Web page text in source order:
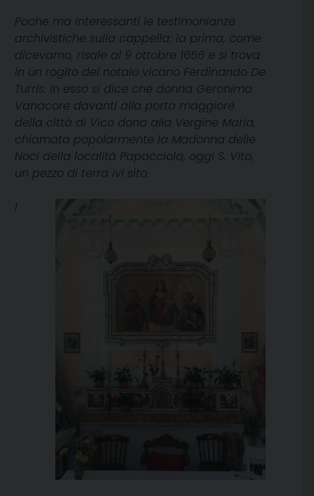
Poche ma interessanti le testimonianze
archivistiche sulla cappella; la prima, come
dicevamo, risale al 9 ottobre 1656 e si trova
in un rogito del notaio vicano Ferdinando De
Turris. In esso si dice che donna Geronima
Vanacore davanti alla porta maggiore
della città di Vico dona alla Vergine Maria,
chiamata popolarmente la Madonna delle
Noci della località Papacciola, oggi S. Vito,
un pezzo di terra ivi sito.
I